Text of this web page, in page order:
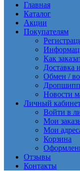
Главная
Каталог
Акции
Покупателям
Как
Доставка
Обмен /
Новости
Личный
Войти в
Мои
Мои
Корзина
Отзывы
Контакты